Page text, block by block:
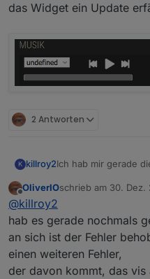
das Widget ein Update
2 Antworten
K killroy2Ich hab mir gerade
grünen Balken wird
Oder muss ich noch
das Widget ein
Offline
OliverIOschrieb am 30. Dez.
zuletzt editiert von
@killroy2
hab es gerade nochmals
an sich ist der Fehler
einen weiteren Fehler,
der davon kommt, das